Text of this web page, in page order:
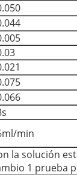
min
la solución
1 prueba